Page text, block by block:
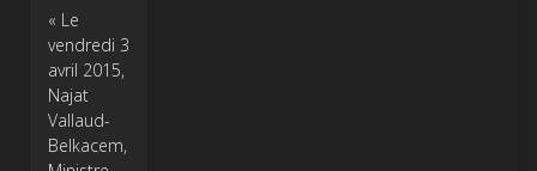
« Le
vendredi 3
avril 2015,
Najat
Vallaud-
Belkacem,